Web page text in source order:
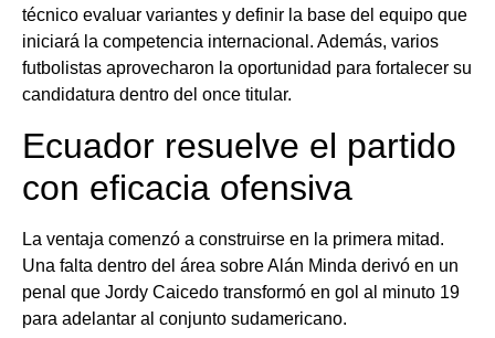
técnico evaluar variantes y definir la base del equipo que
iniciará la competencia internacional. Además, varios
futbolistas aprovecharon la oportunidad para fortalecer su
candidatura dentro del once titular.
Ecuador resuelve el partido
con eficacia ofensiva
La ventaja comenzó a construirse en la primera mitad.
Una falta dentro del área sobre Alán Minda derivó en un
penal que Jordy Caicedo transformó en gol al minuto 19
para adelantar al conjunto sudamericano.